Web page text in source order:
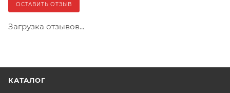
ОСТАВИТЬ ОТЗЫВ
Загрузка отзывов...
КАТАЛОГ